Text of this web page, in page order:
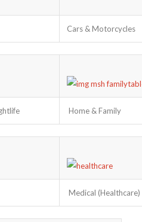
Cars & Motorcycles
Home & Family
Medical (Healthcare)